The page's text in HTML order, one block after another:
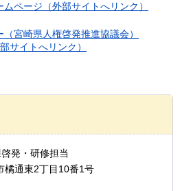
ページ（外部サイトへリンク）
宮崎県人権啓発推進協議会）
サイトへリンク）
発・研修担当
通東2丁目10番1号